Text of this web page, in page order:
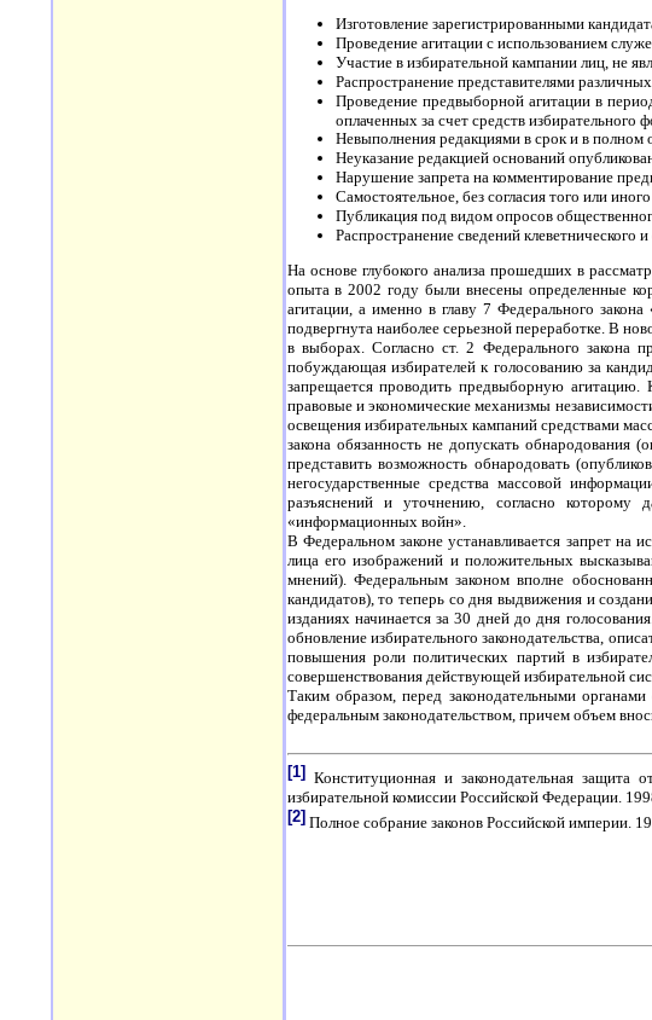
Изготовление зарегистрированными
Проведение агитации с использованием
Участие в избирательной кампании лиц, не
Распространение представителями
Проведение предвыборной агитации в
оплаченных за счет средств
Невыполнения редакциями в срок и в полном
Неуказание редакцией оснований
Нарушение запрета на комментирование
Самостоятельное, без согласия того или
Публикация под видом опросов
Распространение сведений клеветнического
На основе глубокого анализа прошедших в
опыта в 2002 году были внесены определенные
агитации, а именно в главу 7 Федерального
подвергнута наиболее серьезной переработке. В
в выборах. Согласно ст. 2 Федерального закона
побуждающая избирателей к голосованию за
запрещается проводить предвыборную
правовые и экономические механизмы
освещения избирательных кампаний средствами
закона обязанность не допускать обнародования
представить возможность обнародовать
негосударственные средства массовой
разъяснений и уточнению, согласно
«информационных войн».
В Федеральном законе устанавливается запрет на
лица его изображений и положительных
мнений). Федеральным законом вполне
кандидатов), то теперь со дня выдвижения и
изданиях начинается за 30 дней до дня
обновление избирательного законодательства,
повышения роли политических партий в
совершенствования действующей избирательной
Таким образом, перед законодательными
федеральным законодательством, причем объем
[1]Конституционная и законодательная защита
избирательной комиссии Российской Федерации.
[2]Полное собрание законов Российской империи.